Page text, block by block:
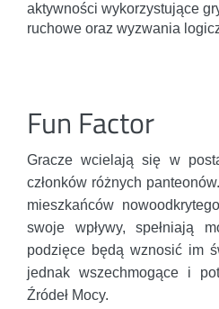
aktywności wykorzystujące
ruchowe oraz wyzwania
Fun Factor
Gracze wcielają się w
członków różnych
mieszkańców
swoje wpływy, spełniają
podzięce będą wznosić im
jednak wszechmogące i
Źródeł Mocy.